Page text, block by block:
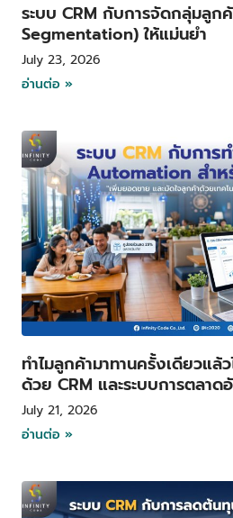
ระบบ CRM กับการจัดกลุ่มลูก
Segmentation) ให้แม่นยำ
July 23, 2026
อ่านต่อ »
ทำไมลูกค้ามาทานครั้งเดียวแล้
ด้วย CRM และระบบการตลาด
July 21, 2026
อ่านต่อ »